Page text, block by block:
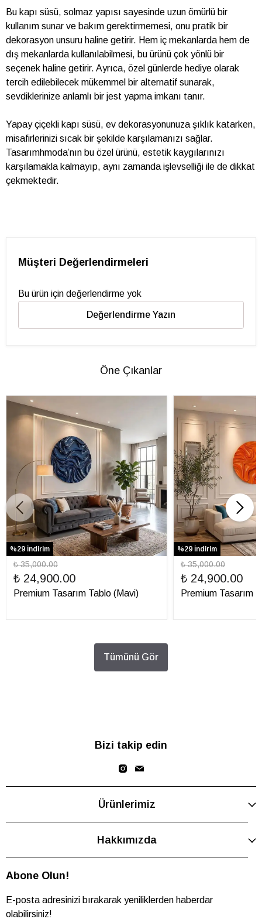
Bu kapı süsü, solmaz yapısı sayesinde uzun ömürlü bir
kullanım sunar ve bakım gerektirmemesi, onu pratik bir
dekorasyon unsuru haline getirir. Hem iç mekanlarda hem de
dış mekanlarda kullanılabilmesi, bu ürünü çok yönlü bir
seçenek haline getirir. Ayrıca, özel günlerde hediye olarak
tercih edilebilecek mükemmel bir alternatif sunarak,
sevdiklerinize anlamlı bir jest yapma imkanı tanır.
Yapay çiçekli kapı süsü, ev dekorasyonunuza şıklık katarken,
misafirlerinizi sıcak bir şekilde karşılamanızı sağlar.
Tasarımhmoda’nın bu özel ürünü, estetik kaygılarınızı
karşılamakla kalmayıp, aynı zamanda işlevselliği ile de dikkat
çekmektedir.
Müşteri Değerlendirmeleri
Bu ürün için değerlendirme yok
Değerlendirme Yazın
Öne Çıkanlar
%29 İndirim
₺ 35,000.00
₺ 24,900.00
Premium Tasarım Tablo (Mavi)
%29 İndirim
₺ 35,000.00
₺ 24,900.00
Premium Tasarım
Tümünü Gör
Bizi takip edin
Ürünlerimiz
Hakkımızda
Abone Olun!
E-posta adresinizi bırakarak yeniliklerden haberdar
olabilirsiniz!